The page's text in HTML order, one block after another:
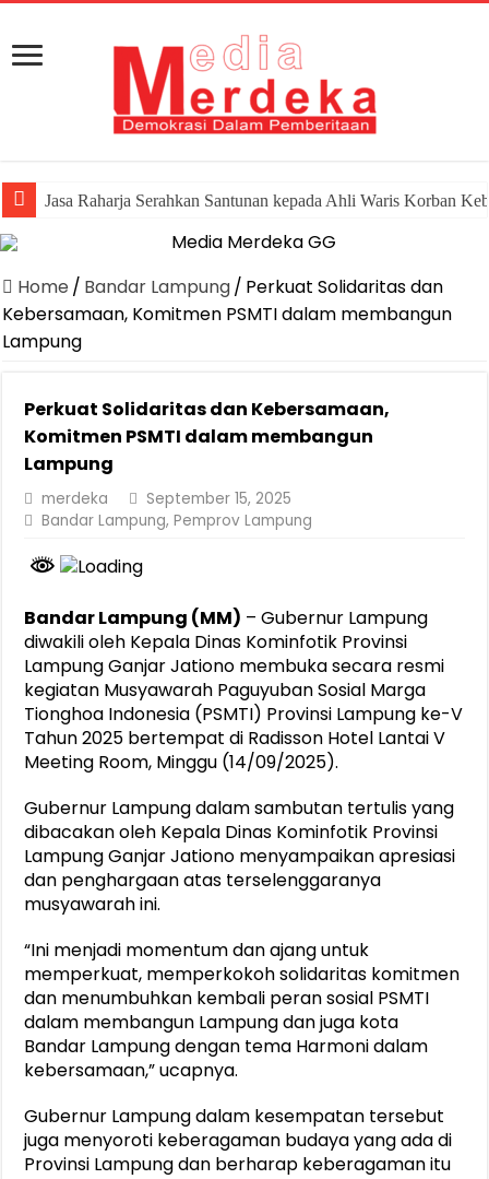
Jasa Raharja Serahkan Santunan kepada Ahli Waris Korban
Home / Bandar Lampung/ Perkuat Solidaritas dan
Kebersamaan, Komitmen PSMTI dalam membangun
Lampung
Perkuat Solidaritas dan Kebersamaan,
Komitmen PSMTI dalam membangun
Lampung
merdeka
September 15, 2025
Bandar Lampung,Pemprov Lampung
Bandar Lampung (MM) – Gubernur Lampung
diwakili oleh Kepala Dinas Kominfotik Provinsi
Lampung Ganjar Jationo membuka secara resmi
kegiatan Musyawarah Paguyuban Sosial Marga
Tionghoa Indonesia (PSMTI) Provinsi Lampung ke-V
Tahun 2025 bertempat di Radisson Hotel Lantai V
Meeting Room, Minggu (14/09/2025).
Gubernur Lampung dalam sambutan tertulis yang
dibacakan oleh Kepala Dinas Kominfotik Provinsi
Lampung Ganjar Jationo menyampaikan apresiasi
dan penghargaan atas terselenggaranya
musyawarah ini.
“Ini menjadi momentum dan ajang untuk
memperkuat, memperkokoh solidaritas komitmen
dan menumbuhkan kembali peran sosial PSMTI
dalam membangun Lampung dan juga kota
Bandar Lampung dengan tema Harmoni dalam
kebersamaan,” ucapnya.
Gubernur Lampung dalam kesempatan tersebut
juga menyoroti keberagaman budaya yang ada di
Provinsi Lampung dan berharap keberagaman itu